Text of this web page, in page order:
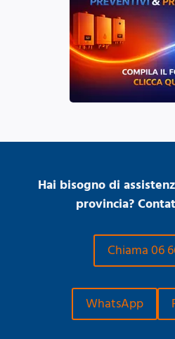
Hai bisogno di
provincia?
Chiama 06
WhatsApp